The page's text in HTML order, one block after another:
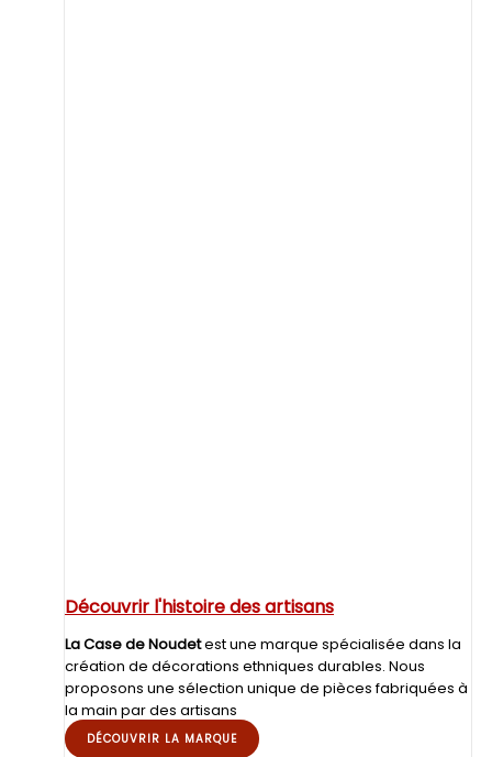
Découvrir l'histoire des artisans
La Case de Noudetest une marque spécialisée dans la
création de décorations ethniques durables. Nous
proposons une sélection unique de pièces fabriquées à
la main par des artisans
DÉCOUVRIR LA MARQUE